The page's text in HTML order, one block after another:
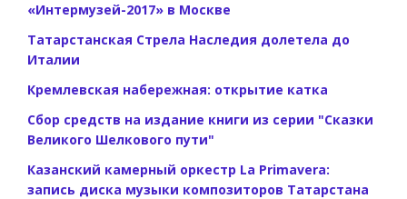
«Интермузей-2017» в Москве
Татарстанская Стрела Наследия долетела до
Италии
Кремлевская набережная: открытие катка
Сбор средств на издание книги из серии "Сказки
Великого Шелкового пути"
Казанский камерный оркестр La Primavera:
запись диска музыки композиторов Татарстана